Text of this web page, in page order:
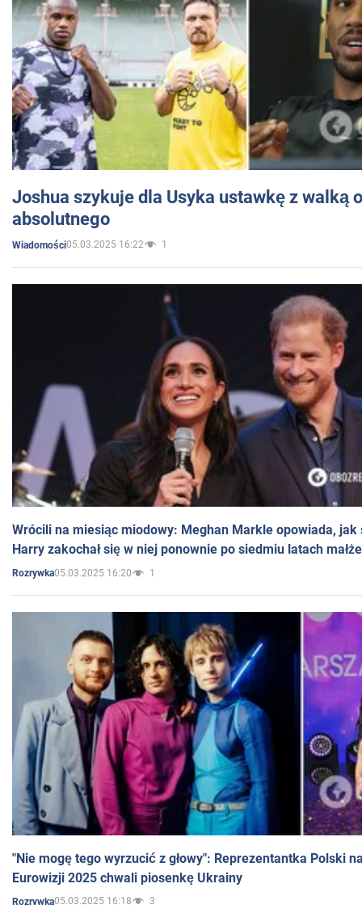
Joshua szykuje dla Usyka ustawkę z walką
absolutnego
Wiadomości05.03.2025 16:22 1
Wrócili na miesiąc miodowy: Meghan Markle opowiada, jak
Harry zakochał się w niej ponownie po siedmiu latach
Rozrywka05.03.2025 16:20 1
"Nie mogę tego wyrzucić z głowy": Reprezentantka Polski
Eurowizji 2025 chwali piosenkę Ukrainy
Rozrywka05.03.2025 16:18 3